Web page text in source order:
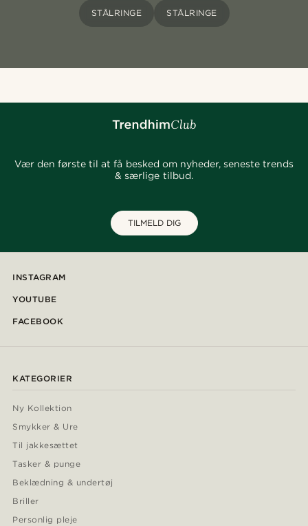
STÅLRINGE STÅLRINGE
Vær den første til at få besked om nyheder, seneste trends
& særlige tilbud.
TILMELD DIG
INSTAGRAM
YOUTUBE
FACEBOOK
KATEGORIER
Ny Kollektion
Smykker & Ure
Til jakkesættet
Tasker & punge
Beklædning & undertøj
Briller
Personlig pleje